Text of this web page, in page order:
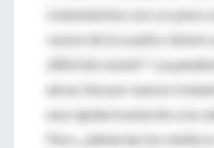
tratamientos son un poco
nuevo de la cuadra: tienen
difícil de resistir"
. La
atracción por nuevos
una rápida traslación a la
Pero, ¿deberían los